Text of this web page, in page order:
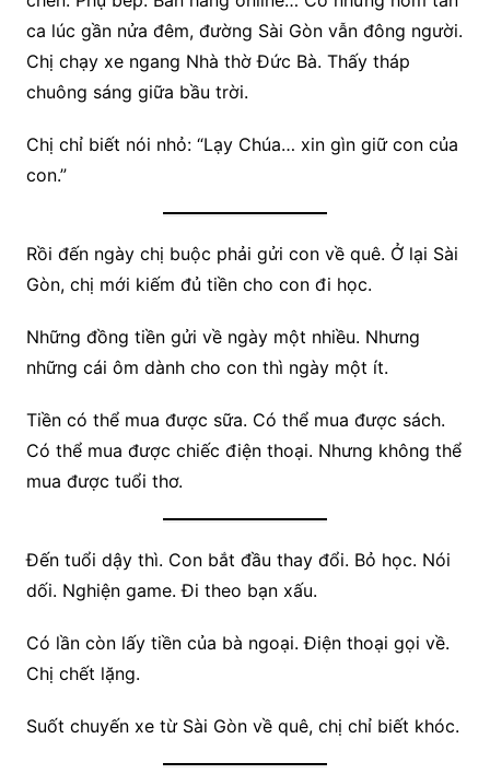
ca lúc gần nửa đêm, đường Sài Gòn vẫn đông người.
Chị chạy xe ngang Nhà thờ Đức Bà. Thấy tháp
chuông sáng giữa bầu trời.
Chị chỉ biết nói nhỏ: “Lạy Chúa… xin gìn giữ con của
con.”
Rồi đến ngày chị buộc phải gửi con về quê. Ở lại Sài
Gòn, chị mới kiếm đủ tiền cho con đi học.
Những đồng tiền gửi về ngày một nhiều. Nhưng
những cái ôm dành cho con thì ngày một ít.
Tiền có thể mua được sữa. Có thể mua được sách.
Có thể mua được chiếc điện thoại. Nhưng không thể
mua được tuổi thơ.
Đến tuổi dậy thì. Con bắt đầu thay đổi. Bỏ học. Nói
dối. Nghiện game. Đi theo bạn xấu.
Có lần còn lấy tiền của bà ngoại. Điện thoại gọi về.
Chị chết lặng.
Suốt chuyến xe từ Sài Gòn về quê, chị chỉ biết khóc.